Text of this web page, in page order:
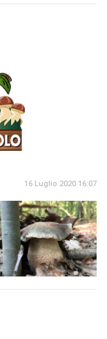
16 Luglio 2020 16:07